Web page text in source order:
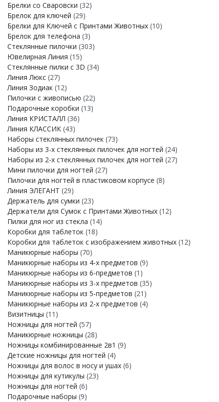
Брелки со Сваровски (32)
Брелок для ключей (29)
Брелки для Ключей с Принтами Животных (10)
Брелок для телефона (3)
Стеклянные пилочки (303)
Ювелирная Линия (15)
Стеклянные пилки с 3D (34)
Линия Люкс (27)
Линия Зодиак (12)
Пилочки с живописью (22)
Подарочные коробки (13)
Линия КРИСТАЛЛ (36)
Линия КЛАССИК (43)
Наборы стеклянных пилочек (73)
Наборы из 3-х стеклянных пилочек для ногтей (24)
Наборы из 2-х стеклянных пилочек для ногтей (27)
Мини пилочки для ногтей (27)
Пилочки для ногтей в пластиковом корпусе (8)
Линия ЭЛЕГАНТ (29)
Держатель для сумки (23)
Держатели для Сумок с Принтами Животных (12)
Пилки для ног из стекла (14)
Коробки для таблеток (18)
Коробки для таблеток с изображением животных (12)
Маникюрные наборы (70)
Маникюрные наборы из 4-х предметов (9)
Маникюрные наборы из 6-предметов (1)
Маникюрные наборы из 3-х предметов (35)
Маникюрные наборы из 5-предметов (21)
Маникюрные наборы из 2-х предметов (4)
Визитницы (11)
Ножницы для ногтей (57)
Маникюрные ножницы (28)
Ножницы комбинированные 2в1 (9)
Детские ножницы для ногтей (4)
Ножницы для волос в носу и ушах (6)
Ножницы для кутикулы (23)
Ножницы для ногтей (6)
Подарочные наборы (9)